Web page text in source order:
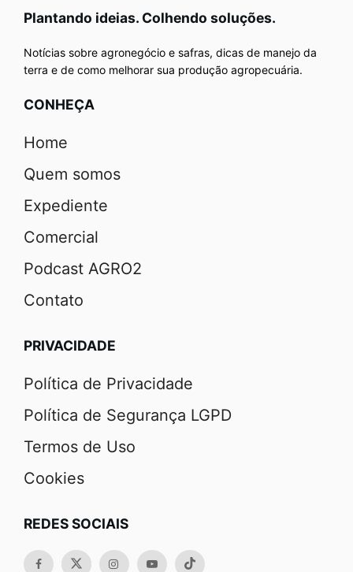
Plantando ideias. Colhendo soluções.
Notícias sobre agronegócio e safras, dicas de manejo da
terra e de como melhorar sua produção agropecuária.
CONHEÇA
Home
Quem somos
Expediente
Comercial
Podcast AGRO2
Contato
PRIVACIDADE
Política de Privacidade
Política de Segurança LGPD
Termos de Uso
Cookies
REDES SOCIAIS